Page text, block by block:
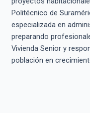
Politécnico de
especializada en
preparando
Vivienda Senior y
población en